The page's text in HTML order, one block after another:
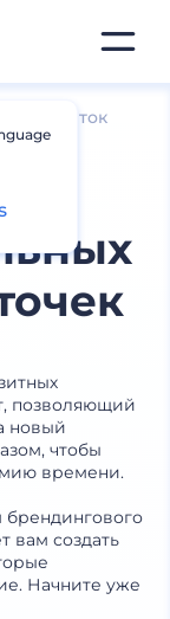
визиток
позволяющий
новый
чтобы
времени.
вам создать
Начните уже